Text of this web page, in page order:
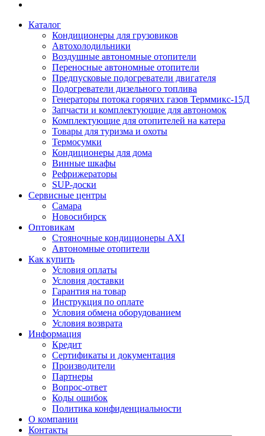
Каталог
Кондиционеры для грузовиков
Автохолодильники
Воздушные автономные отопители
Переносные автономные отопители
Предпусковые подогреватели двигателя
Подогреватели дизельного топлива
Генераторы потока горячих газов Терммикс-15Д
Запчасти и комплектующие для автономок
Комплектующие для отопителей на катера
Товары для туризма и охоты
Термосумки
Кондиционеры для дома
Винные шкафы
Рефрижераторы
SUP-доски
Сервисные центры
Самара
Новосибирск
Оптовикам
Стояночные кондиционеры AXI
Автономные отопители
Как купить
Условия оплаты
Условия доставки
Гарантия на товар
Инструкция по оплате
Условия обмена оборудованием
Условия возврата
Информация
Кредит
Сертификаты и документация
Производители
Партнеры
Вопрос-ответ
Коды ошибок
Политика конфиденциальности
О компании
Контакты